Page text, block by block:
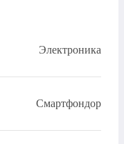
Электроника
Смартфондор